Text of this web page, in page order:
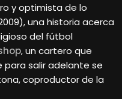
y optimista de lo
una historia acerca
del fútbol
, un cartero que
para salir adelante se
coproductor de la